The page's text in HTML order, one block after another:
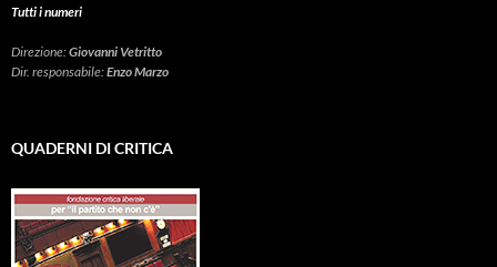
Tutti i numeri
Direzione:Giovanni Vetritto
Dir. responsabile:Enzo Marzo
QUADERNI DI CRITICA